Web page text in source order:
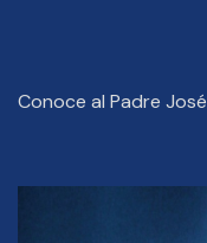
Conoce al Padre José